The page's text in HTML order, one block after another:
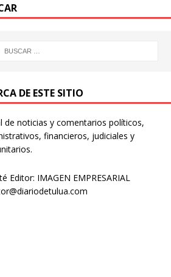
DE ESTE SITIO
de noticias y comentarios políticos,
financieros, judiciales y
Editor: IMAGEN EMPRESARIAL